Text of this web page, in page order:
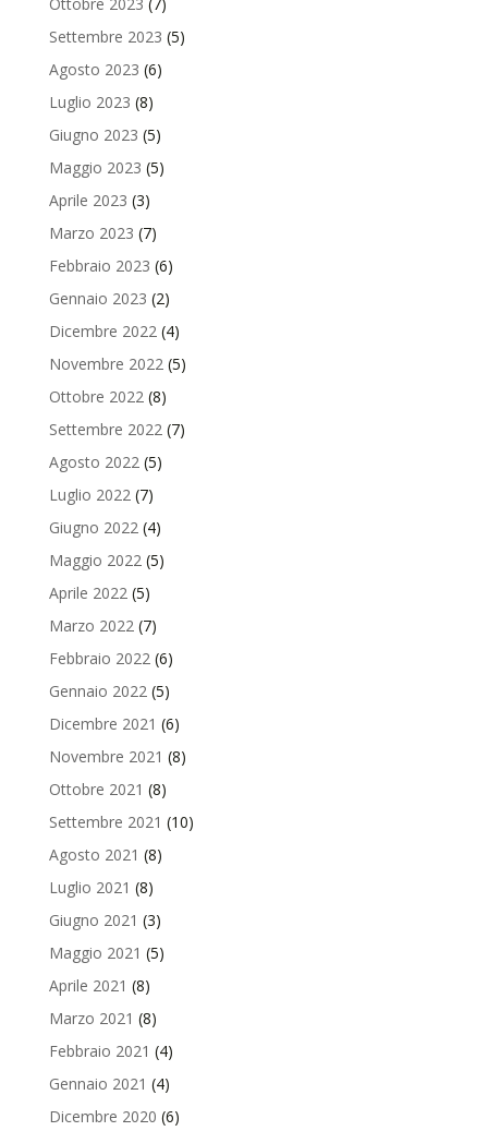
Settembre 2023 (5)
Agosto 2023 (6)
Luglio 2023 (8)
Giugno 2023 (5)
Maggio 2023 (5)
Aprile 2023 (3)
Marzo 2023 (7)
Febbraio 2023 (6)
Gennaio 2023 (2)
Dicembre 2022 (4)
Novembre 2022 (5)
Ottobre 2022 (8)
Settembre 2022 (7)
Agosto 2022 (5)
Luglio 2022 (7)
Giugno 2022 (4)
Maggio 2022 (5)
Aprile 2022 (5)
Marzo 2022 (7)
Febbraio 2022 (6)
Gennaio 2022 (5)
Dicembre 2021 (6)
Novembre 2021 (8)
Ottobre 2021 (8)
Settembre 2021 (10)
Agosto 2021 (8)
Luglio 2021 (8)
Giugno 2021 (3)
Maggio 2021 (5)
Aprile 2021 (8)
Marzo 2021 (8)
Febbraio 2021 (4)
Gennaio 2021 (4)
Dicembre 2020 (6)